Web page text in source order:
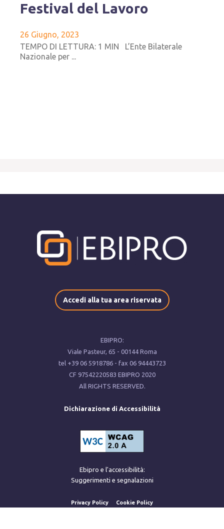
Festival del Lavoro
26 Giugno, 2023
TEMPO DI LETTURA: 1 MIN L’Ente Bilaterale
Nazionale per ...
Accedi alla tua area riservata
EBIPRO:
Viale Pasteur, ‍65 - 00144 Roma
tel ‍+39 ‍06 5918786 - fax ‍06 94443723
CF ‍97542220583 EBIPRO 2020
All RIGHTS RESERVED.
Dichiarazione di Accessibilità
Ebipro e l'accessibilità:
Suggerimenti e segnalazioni
Privacy Policy Cookie Policy